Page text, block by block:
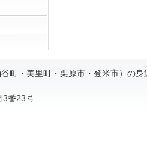
町・美里町・栗原市・登米市）の
3番23号